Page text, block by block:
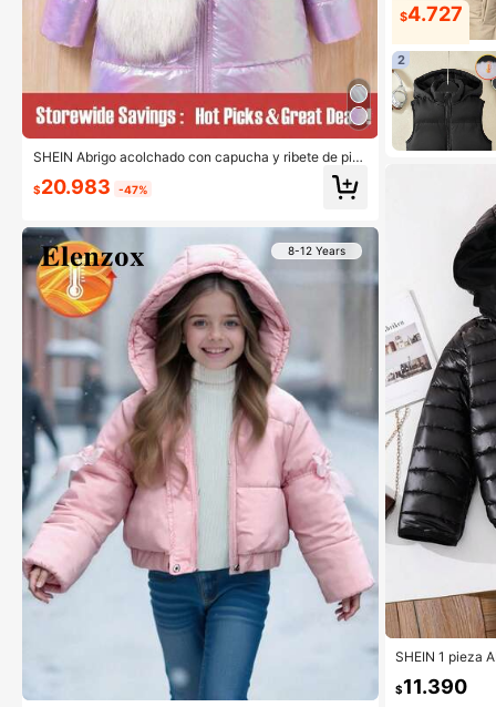
SHEIN Abrigo acolchado con capucha y ribete de piel
con efecto láser reflectante para niña preadolescent
e, invierno
$20.983 -47%
8-12 Years
$4.727
2
SHEIN 1 pieza
ñas, unicolor,
$11.390